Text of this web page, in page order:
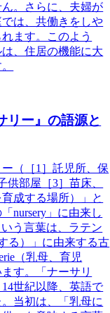
。さらに、夫婦が
は、共働きをしや
ます。このよう
、住居の機能に大
リー』の語源と
（
［1］託児所、保
供部屋［3］苗床、
成する場所）」と
nursery」に由来し
いう言葉は、ラテン
る）」に由来する古
（乳母、育児
す。「ナーサリ
世紀以降、英語で
当初は、「乳母に